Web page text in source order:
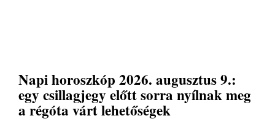
Napi horoszkóp 2026. augusztus 9.:
egy csillagjegy előtt sorra nyílnak meg
a régóta várt lehetőségek